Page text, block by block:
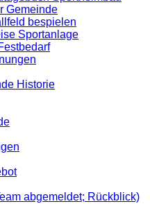
Gemeinde
bespielen
Sportanlage
Historie
abgemeldet; Rückblick)